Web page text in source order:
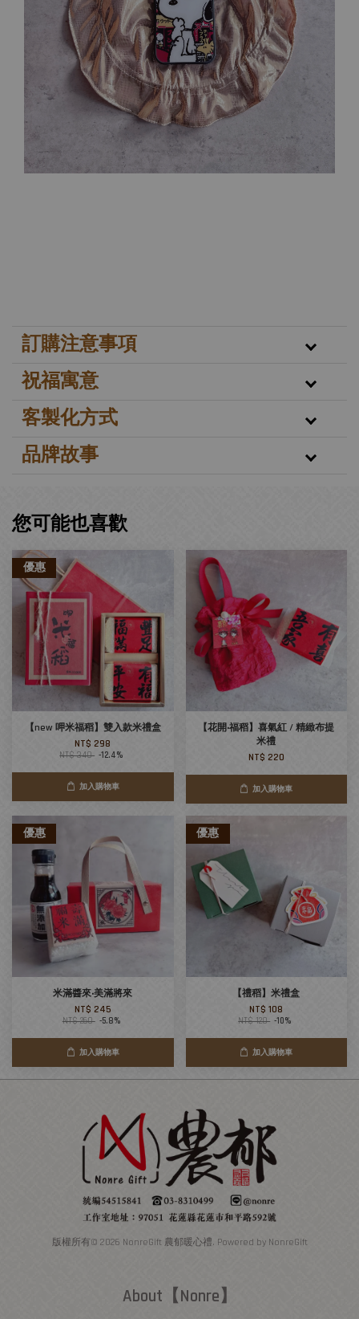
訂購注意事項
祝福寓意
客製化方式
品牌故事
您可能也喜歡
優惠
【new 呷米福稻】雙入款米禮盒
NT$ 298
NT$ 340 -12.4%
加入購物車
【花開‧福稻】喜氣紅 / 精緻布提
米禮
NT$ 220
加入購物車
優惠
米滿醬來‧美滿將來
NT$ 245
NT$ 260 -5.8%
加入購物車
優惠
【禮稻】米禮盒
NT$ 108
NT$ 120 -10%
加入購物車
版權所有© 2026 NonreGift 農郁暖心禮. Powered by NonreGift
About【Nonre】